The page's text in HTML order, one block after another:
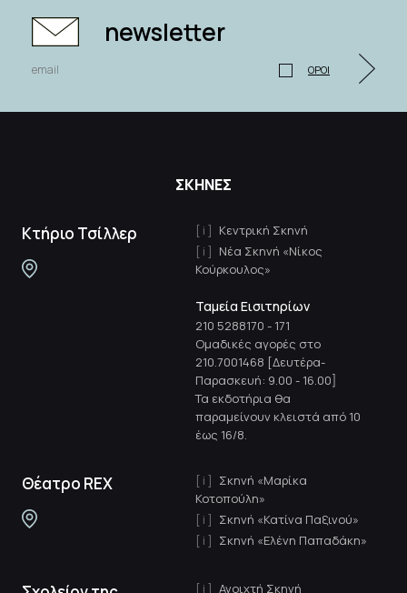
newsletter
ΟΡΟΙ
ΣΚΗΝΕΣ
Κτήριο Τσίλλερ
Κεντρική Σκηνή
Νέα Σκηνή «Νίκος
Κούρκουλος»
Ταμεία Εισιτηρίων
210 5288170 - 171
Ομαδικές αγορές στο
210.7001468 [Δευτέρα-
Παρασκευή: 9.00 - 16.00]
Τα εκδοτήρια θα
παραμείνουν κλειστά από 10
έως 16/8.
Θέατρο REX
Σκηνή «Μαρίκα
Κοτοπούλη»
Σκηνή «Κατίνα Παξινού»
Σκηνή «Ελένη Παπαδάκη»
Ανοιχτή Σκηνή